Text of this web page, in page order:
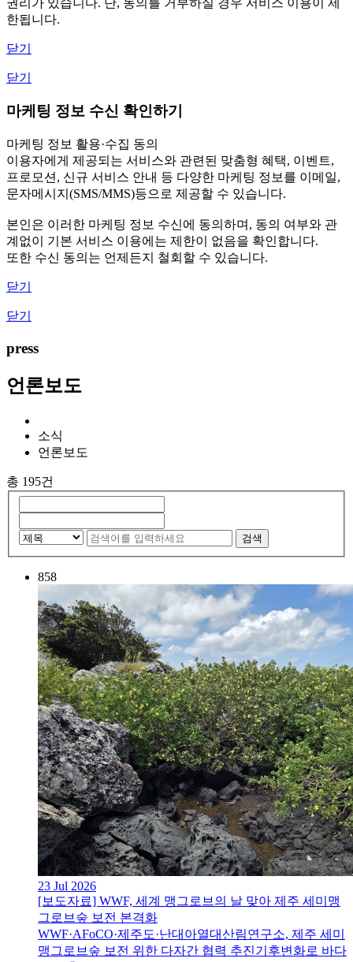
한됩니다.
닫기
닫기
마케팅 정보 수신 확인하기
마케팅 정보 활용·수집 동의
이용자에게 제공되는 서비스와 관련된 맞춤형 혜택, 이벤트,
프로모션, 신규 서비스 안내 등 다양한 마케팅 정보를 이메일,
문자메시지(SMS/MMS)등으로 제공할 수 있습니다.
본인은 이러한 마케팅 정보 수신에 동의하며, 동의 여부와 관
계없이 기본 서비스 이용에는 제한이 없음을 확인합니다.
또한 수신 동의는 언제든지 철회할 수 있습니다.
닫기
닫기
press
언론보도
소식
언론보도
총 195건
검색
858
23 Jul 2026
[보도자료] WWF, 세계 맹그로브의 날 맞아 제주 세미맹
그로브숲 보전 본격화
WWF·AFoCO·제주도·난대아열대산림연구소, 제주 세미
맹그로브숲 보전 위한 다자간 협력 추진기후변화로 바다